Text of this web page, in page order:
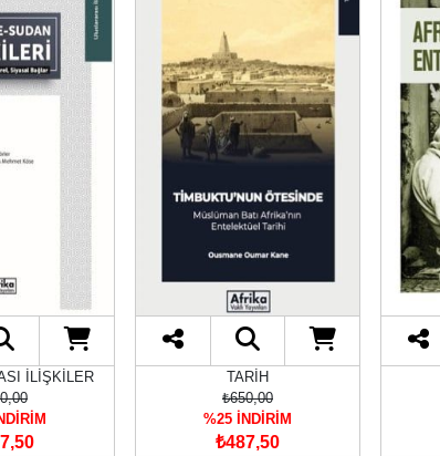
İLİŞKİLER
TARİH
₺650,00
%25 İNDİRİM
₺487,50